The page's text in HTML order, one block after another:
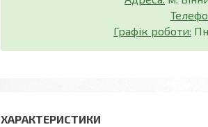
Графік роботи:
ХАРАКТЕРИСТИКИ